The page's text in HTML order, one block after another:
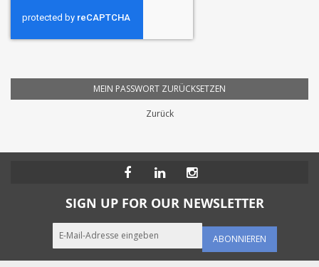
MEIN PASSWORT ZURÜCKSETZEN
Zurück
SIGN UP FOR OUR NEWSLETTER
ABONNIEREN